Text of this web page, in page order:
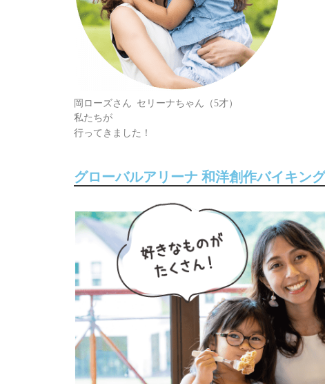
岡ローズさん セリーナちゃん（5才）
私たちが
行ってきました！
グローバルアリーナ 和洋創作バイキン